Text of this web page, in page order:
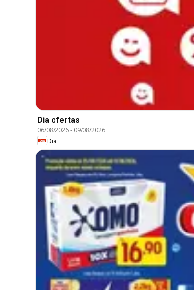
Dia ofertas
06/08/2026- 09/08/2026
Dia